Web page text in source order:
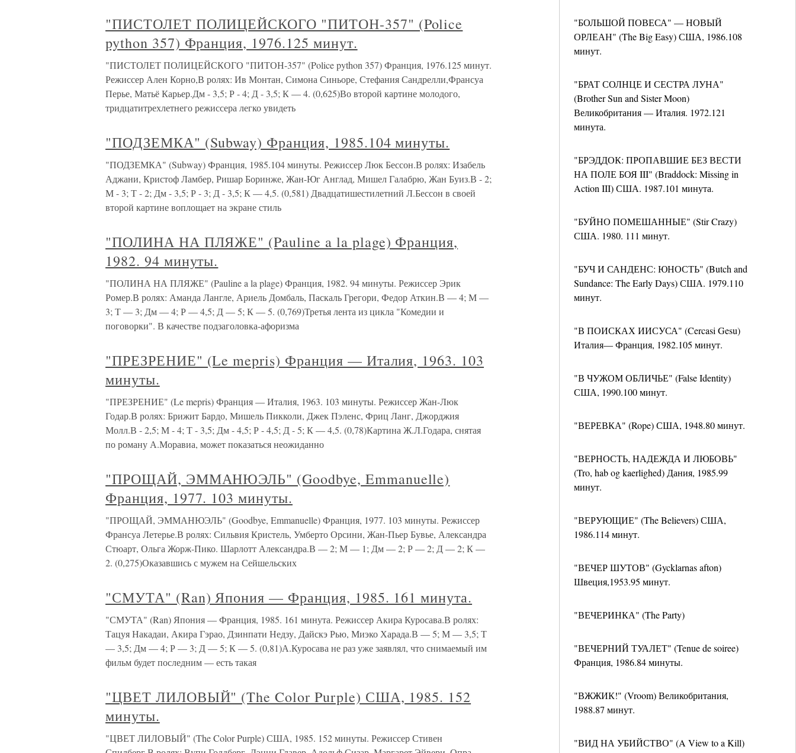
"БОЛЬШОЙ ПОВЕСА" — НОВЫЙ
ОРЛЕАН" (The Big Easy) США, 1986.108
минут.
"БРАТ СОЛНЦЕ И СЕСТРА ЛУНА"
(Brother Sun and Sister Moon)
Великобритания — Италия. 1972.121
минута.
"БРЭДДОК: ПРОПАВШИЕ БЕЗ ВЕСТИ
НА ПОЛЕ БОЯ III" (Braddock: Missing in
Action III) США. 1987.101 минута.
"БУЙНО ПОМЕШАННЫЕ" (Stir Crazy)
США. 1980. 111 минут.
"БУЧ И САНДЕНС: ЮНОСТЬ" (Butch and
Sundance: The Early Days) США. 1979.110
минут.
"В ПОИСКАХ ИИСУСА" (Cercasi Gesu)
Италия— Франция, 1982.105 минут.
"В ЧУЖОМ ОБЛИЧЬЕ" (False Identity)
США, 1990.100 минут.
"ВЕРЕВКА" (Rope) США, 1948.80 минут.
"ВЕРНОСТЬ, НАДЕЖДА И ЛЮБОВЬ"
(Tro, hab og kaerlighed) Дания, 1985.99
минут.
"ВЕРУЮЩИЕ" (The Believers) США,
1986.114 минут.
"ВЕЧЕР ШУТОВ" (Gycklarnas afton)
Швеция,1953.95 минут.
"ВЕЧЕРИНКА" (The Party)
"ВЕЧЕРНИЙ ТУАЛЕТ" (Tenue de soiree)
Франция, 1986.84 минуты.
"ВЖЖИК!" (Vroom) Великобритания,
1988.87 минут.
"ВИД НА УБИЙСТВО" (A View to a Kill)
"ПИСТОЛЕТ ПОЛИЦЕЙСКОГО "ПИТОН-357" (Police
python 357) Франция, 1976.125 минут.
"ПИСТОЛЕТ ПОЛИЦЕЙСКОГО "ПИТОН-357" (Police python 357) Франция, 1976.125 минут.
Режиссер Ален Корно,В ролях: Ив Монтан, Симона Синьоре, Стефания Сандрелли,Франсуа
Перье, Матьё Карьер.Дм - 3,5; Р - 4; Д - 3,5; К — 4. (0,625)Во второй картине молодого,
тридцатитрехлетнего режиссера легко увидеть
"ПОДЗЕМКА" (Subway) Франция, 1985.104 минуты.
"ПОДЗЕМКА" (Subway) Франция, 1985.104 минуты. Режиссер Люк Бессон.В ролях: Изабель
Аджани, Кристоф Ламбер, Ришар Боринже, Жан-Юг Англад, Мишел Галабрю, Жан Буиз.В - 2;
М - 3; Т - 2; Дм - 3,5; Р - 3; Д - 3,5; К — 4,5. (0,581) Двадцатишестилетний Л.Бессон в своей
второй картине воплощает на экране стиль
"ПОЛИНА НА ПЛЯЖЕ" (Pauline a la plage) Франция,
1982. 94 минуты.
"ПОЛИНА НА ПЛЯЖЕ" (Pauline a la plage) Франция, 1982. 94 минуты. Режиссер Эрик
Ромер.В ролях: Аманда Лангле, Ариель Домбаль, Паскаль Грегори, Федор Аткин.В — 4; М —
3; Т — 3; Дм — 4; Р — 4,5; Д — 5; К — 5. (0,769)Третья лента из цикла "Комедии и
поговорки". В качестве подзаголовка-афоризма
"ПРЕЗРЕНИЕ" (Le mepris) Франция — Италия, 1963. 103
минуты.
"ПРЕЗРЕНИЕ" (Le mepris) Франция — Италия, 1963. 103 минуты. Режиссер Жан-Люк
Годар.В ролях: Брижит Бардо, Мишель Пикколи, Джек Пэленс, Фриц Ланг, Джорджия
Молл.В - 2,5; М - 4; Т - 3,5; Дм - 4,5; Р - 4,5; Д - 5; К — 4,5. (0,78)Картина Ж.Л.Годара, снятая
по роману А.Моравиа, может показаться неожиданно
"ПРОЩАЙ, ЭММАНЮЭЛЬ" (Goodbye, Emmanuelle)
Франция, 1977. 103 минуты.
"ПРОЩАЙ, ЭММАНЮЭЛЬ" (Goodbye, Emmanuelle) Франция, 1977. 103 минуты. Режиссер
Франсуа Летерье.В ролях: Сильвия Кристель, Умберто Орсини, Жан-Пьер Бувье, Александра
Стюарт, Ольга Жорж-Пико. Шарлотт Александра.В — 2; М — 1; Дм — 2; Р — 2; Д — 2; К —
2. (0,275)Оказавшись с мужем на Сейшельских
"СМУТА" (Ran) Япония — Франция, 1985. 161 минута.
"СМУТА" (Ran) Япония — Франция, 1985. 161 минута. Режиссер Акира Куросава.В ролях:
Тацуя Накадаи, Акира Гэрао, Дзинпати Недзу, Дайскэ Рью, Миэко Харада.В — 5; М — 3,5; Т
— 3,5; Дм — 4; Р — 3; Д — 5; К — 5. (0,81)А.Куросава не раз уже заявлял, что снимаемый им
фильм будет последним — есть такая
"ЦВЕТ ЛИЛОВЫЙ" (The Color Purple) США, 1985. 152
минуты.
"ЦВЕТ ЛИЛОВЫЙ" (The Color Purple) США, 1985. 152 минуты. Режиссер Стивен